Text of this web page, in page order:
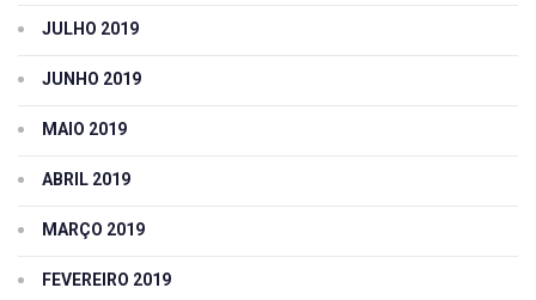
JULHO 2019
JUNHO 2019
MAIO 2019
ABRIL 2019
MARÇO 2019
FEVEREIRO 2019